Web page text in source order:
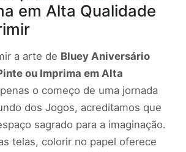
em Alta Qualidade
a arte de Bluey Aniversário
ou Imprima em Alta
o começo de uma jornada
dos Jogos, acreditamos que
sagrado para a imaginação.
telas, colorir no papel oferece